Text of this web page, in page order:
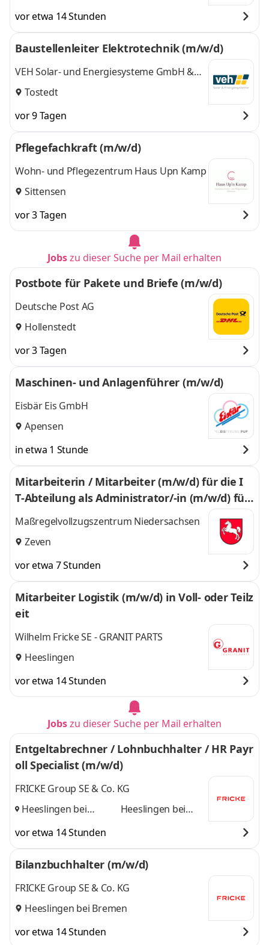
vor etwa 14 Stunden
Baustellenleiter Elektrotechnik (m/w/d)
VEH Solar- und Energiesysteme GmbH &
Co.KG
Tostedt
vor 9 Tagen
Pflegefachkraft (m/w/d)
Wohn- und Pflegezentrum Haus Upn Kamp
Sittensen
vor 3 Tagen
Jobszu dieser Suche per Mail erhalten
Postbote für Pakete und Briefe (m/w/d)
Deutsche Post AG
Hollenstedt
vor 3 Tagen
Maschinen- und Anlagenführer (m/w/d)
Eisbär Eis GmbH
Apensen
in etwa 1 Stunde
Mitarbeiterin / Mitarbeiter (m/w/d) für die I
T‑Abteilung als Administrator/‑in (m/w/d) für
das Krankenhaus­informations­system (KIS)
Maßregelvollzugszentrum Niedersachsen
Zeven
vor etwa 7 Stunden
Mitarbeiter Logistik (m/w/d) in Voll- oder Teilz
eit
Wilhelm Fricke SE - GRANIT PARTS
Heeslingen
vor etwa 14 Stunden
Jobszu dieser Suche per Mail erhalten
Entgeltabrechner / Lohnbuchhalter / HR Payr
oll Specialist (m/w/d)
FRICKE Group SE & Co. KG
Heeslingen bei
Heeslingen bei
vor etwa 14 Stunden
Bilanzbuchhalter (m/w/d)
FRICKE Group SE & Co. KG
Heeslingen bei Bremen
vor etwa 14 Stunden